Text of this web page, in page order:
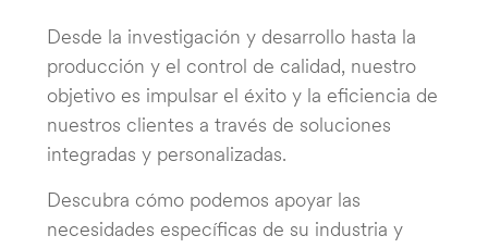
Desde la investigación y desarrollo hasta la
producción y el control de calidad, nuestro
objetivo es impulsar el éxito y la eficiencia de
nuestros clientes a través de soluciones
integradas y personalizadas.
Descubra cómo podemos apoyar las
necesidades específicas de su industria y